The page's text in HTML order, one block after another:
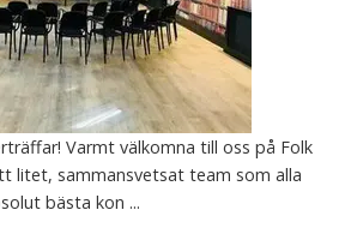
Varmt välkomna till oss på Folk
litet, sammansvetsat team som alla
bästa kon ...